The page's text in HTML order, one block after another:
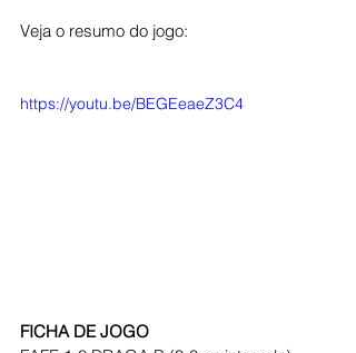
Veja o resumo do jogo:
https://youtu.be/BEGEeaeZ3C4
FICHA DE JOGO